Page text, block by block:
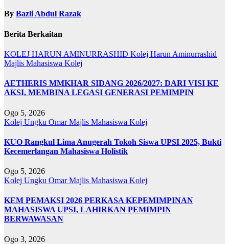
By Bazli Abdul Razak
Berita Berkaitan
KOLEJ HARUN AMINURRASHID Kolej Harun Aminurrashid
Majlis Mahasiswa Kolej
AETHERIS MMKHAR SIDANG 2026/2027: DARI VISI KE
AKSI, MEMBINA LEGASI GENERASI PEMIMPIN
Ogo 5, 2026
Kolej Ungku OmarMajlis Mahasiswa Kolej
KUO Rangkul Lima Anugerah Tokoh Siswa UPSI 2025, Bukti
Kecemerlangan Mahasiswa Holistik
Ogo 5, 2026
Kolej Ungku OmarMajlis Mahasiswa Kolej
KEM PEMAKSI 2026 PERKASA KEPEMIMPINAN
MAHASISWA UPSI, LAHIRKAN PEMIMPIN
BERWAWASAN
Ogo 3, 2026